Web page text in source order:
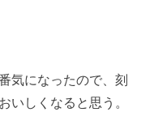
気になったので、刻
いしくなると思う。